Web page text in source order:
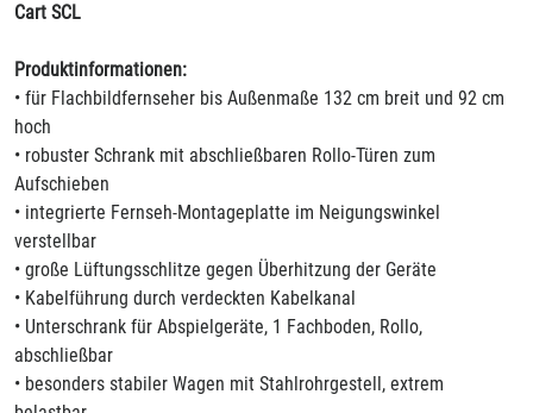
Cart SCL
Produktinformationen:
• für Flachbildfernseher bis Außenmaße 132 cm breit und 92 cm
hoch
• robuster Schrank mit abschließbaren Rollo-Türen zum
Aufschieben
• integrierte Fernseh-Montageplatte im Neigungswinkel
verstellbar
• große Lüftungsschlitze gegen Überhitzung der Geräte
• Kabelführung durch verdeckten Kabelkanal
• Unterschrank für Abspielgeräte, 1 Fachboden, Rollo,
abschließbar
• besonders stabiler Wagen mit Stahlrohrgestell, extrem